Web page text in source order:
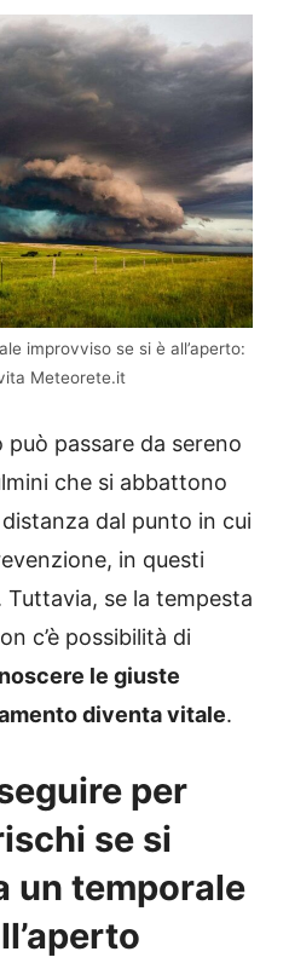
improvviso se si è all’aperto:
Meteorete.it
passare da sereno
che si abbattono
dal punto in cui
in questi
se la tempesta
c’è possibilità di
le giuste
diventa vitale.
per
se si
un temporale